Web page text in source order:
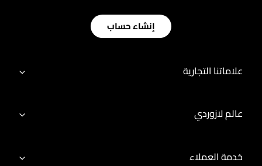
إنشاء حساب
علاماتنا التجارية
عالم لازوردي
خدمة العملاء